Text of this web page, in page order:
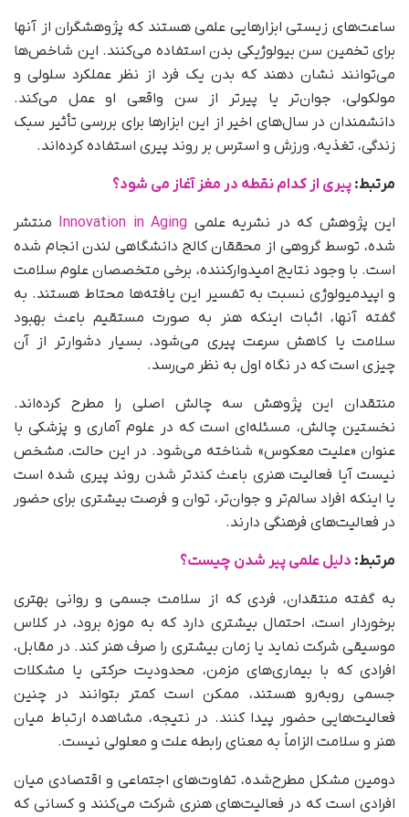
ساعت‌های زیستی ابزارهایی علمی هستند که پژوهشگران از آنها
برای تخمین سن بیولوژیکی بدن استفاده می‌کنند. این شاخص‌ها
می‌توانند نشان دهند که بدن یک فرد از نظر عملکرد سلولی و
مولکولی، جوان‌تر یا پیرتر از سن واقعی او عمل می‌کند.
دانشمندان در سال‌های اخیر از این ابزارها برای بررسی تأثیر سبک
زندگی، تغذیه، ورزش و استرس بر روند پیری استفاده کرده‌اند.
مرتبط: پیری از کدام نقطه در مغز آغاز می شود؟
این پژوهش که در نشریه علمی Innovation in Aging منتشر
شده، توسط گروهی از محققان کالج دانشگاهی لندن انجام شده
است. با وجود نتایج امیدوارکننده، برخی متخصصان علوم سلامت
و اپیدمیولوژی نسبت به تفسیر این یافته‌ها محتاط هستند. به
گفته آنها، اثبات اینکه هنر به صورت مستقیم باعث بهبود
سلامت یا کاهش سرعت پیری می‌شود، بسیار دشوارتر از آن
چیزی است که در نگاه اول به نظر می‌رسد.
منتقدان این پژوهش سه چالش اصلی را مطرح کرده‌اند.
نخستین چالش، مسئله‌ای است که در علوم آماری و پزشکی با
عنوان «علیت معکوس» شناخته می‌شود. در این حالت، مشخص
نیست آیا فعالیت هنری باعث کندتر شدن روند پیری شده است
یا اینکه افراد سالم‌تر و جوان‌تر، توان و فرصت بیشتری برای حضور
در فعالیت‌های فرهنگی دارند.
مرتبط: دلیل علمی پیر شدن چیست؟
به گفته منتقدان، فردی که از سلامت جسمی و روانی بهتری
برخوردار است، احتمال بیشتری دارد که به موزه برود، در کلاس
موسیقی شرکت نماید یا زمان بیشتری را صرف هنر کند. در مقابل،
افرادی که با بیماری‌های مزمن، محدودیت حرکتی یا مشکلات
جسمی روبه‌رو هستند، ممکن است کمتر بتوانند در چنین
فعالیت‌هایی حضور پیدا کنند. در نتیجه، مشاهده ارتباط میان
هنر و سلامت الزاماً به معنای رابطه علت و معلولی نیست.
دومین مشکل مطرح‌شده، تفاوت‌های اجتماعی و اقتصادی میان
افرادی است که در فعالیت‌های هنری شرکت می‌کنند و کسانی که